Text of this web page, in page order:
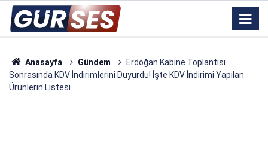
Anasayfa Gündem
Erdoğan Kabine Toplantısı
Sonrasında KDV İndirimlerini Duyurdu! İşte KDV İndirimi Yapılan
Ürünlerin Listesi